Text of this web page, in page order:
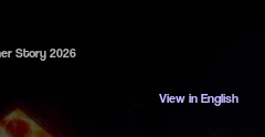
Story 2026
View in English